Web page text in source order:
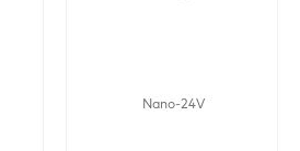
Nano-24V